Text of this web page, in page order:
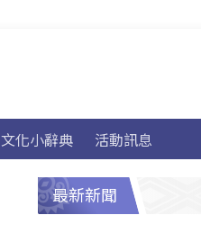
文化小辭典 活動訊息
最新新聞